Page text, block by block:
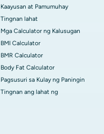
Kaayusan at Pamumuhay
Tingnan lahat
Mga Calculator ng Kalusugan
BMI Calculator
BMR Calculator
Body Fat Calculator
Pagsusuri sa Kulay ng Paningin
Tingnan ang lahat ng